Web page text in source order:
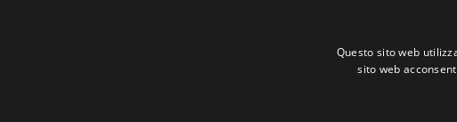
Questo sito web
sito web